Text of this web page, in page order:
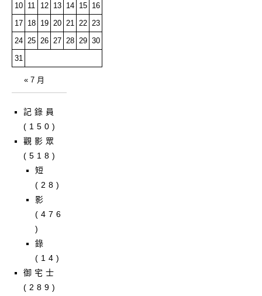
10
11 12 13 14 15
16
17
18 19 20 21 22
23
24
25 26 27 28 29 30
31
« 7 月
記錄員
(150)
觀影眾
(518)
短
(28)
影
(476
)
錄
(14)
御宅士
(289)